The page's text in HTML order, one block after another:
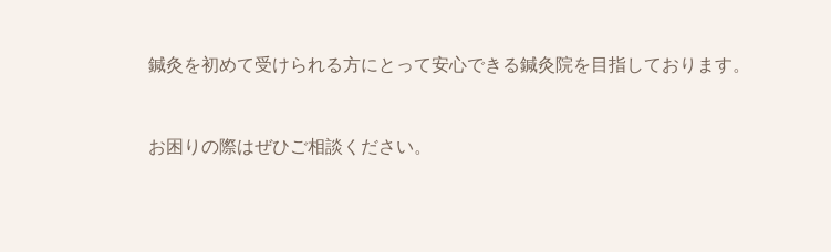
鍼灸を初めて受けられる方にとって安心できる鍼灸院を目指しております。
お困りの際はぜひご相談ください。